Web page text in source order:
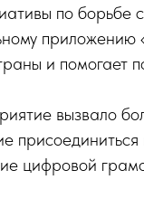
по борьбе
приложению
и помогает
вызвало
цифровой